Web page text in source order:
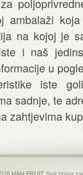
ambalaži
na kojoj je
i naš
u
iste
sadnje, te
zahtjevima